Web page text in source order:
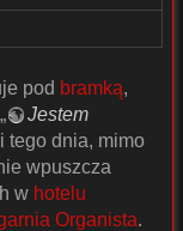
pod bramką,
Jestem
tego dnia, mimo
wpuszcza
w hotelu
Organista.